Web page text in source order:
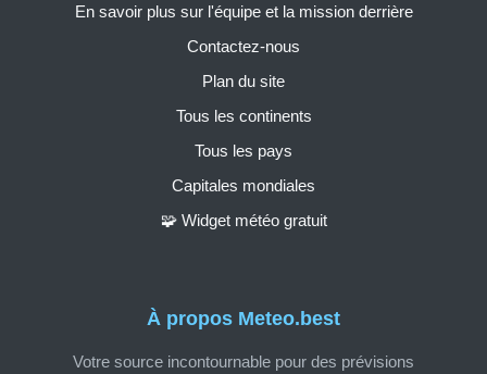
À propos Meteo.best
Votre source incontournable pour des prévisions
En savoir plus sur l'équipe et la mission derrière
Contactez-nous
Plan du site
Tous les continents
Tous les pays
Capitales mondiales
🧩 Widget météo gratuit